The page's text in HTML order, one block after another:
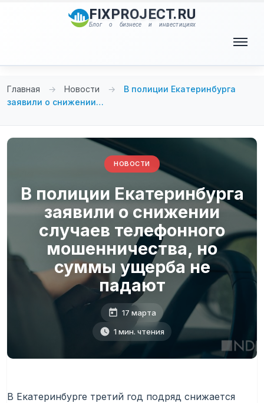
FIXPROJECT.RU
Блог о бизнесе и инвестициях
Главная → Новости →
В полиции Екатеринбурга
заявили о снижении…
НОВОСТИ
В полиции Екатеринбурга
заявили о снижении
случаев телефонного
мошенничества, но
суммы ущерба не
падают
17 марта
1 мин. чтения
В Екатеринбурге третий год подряд снижается